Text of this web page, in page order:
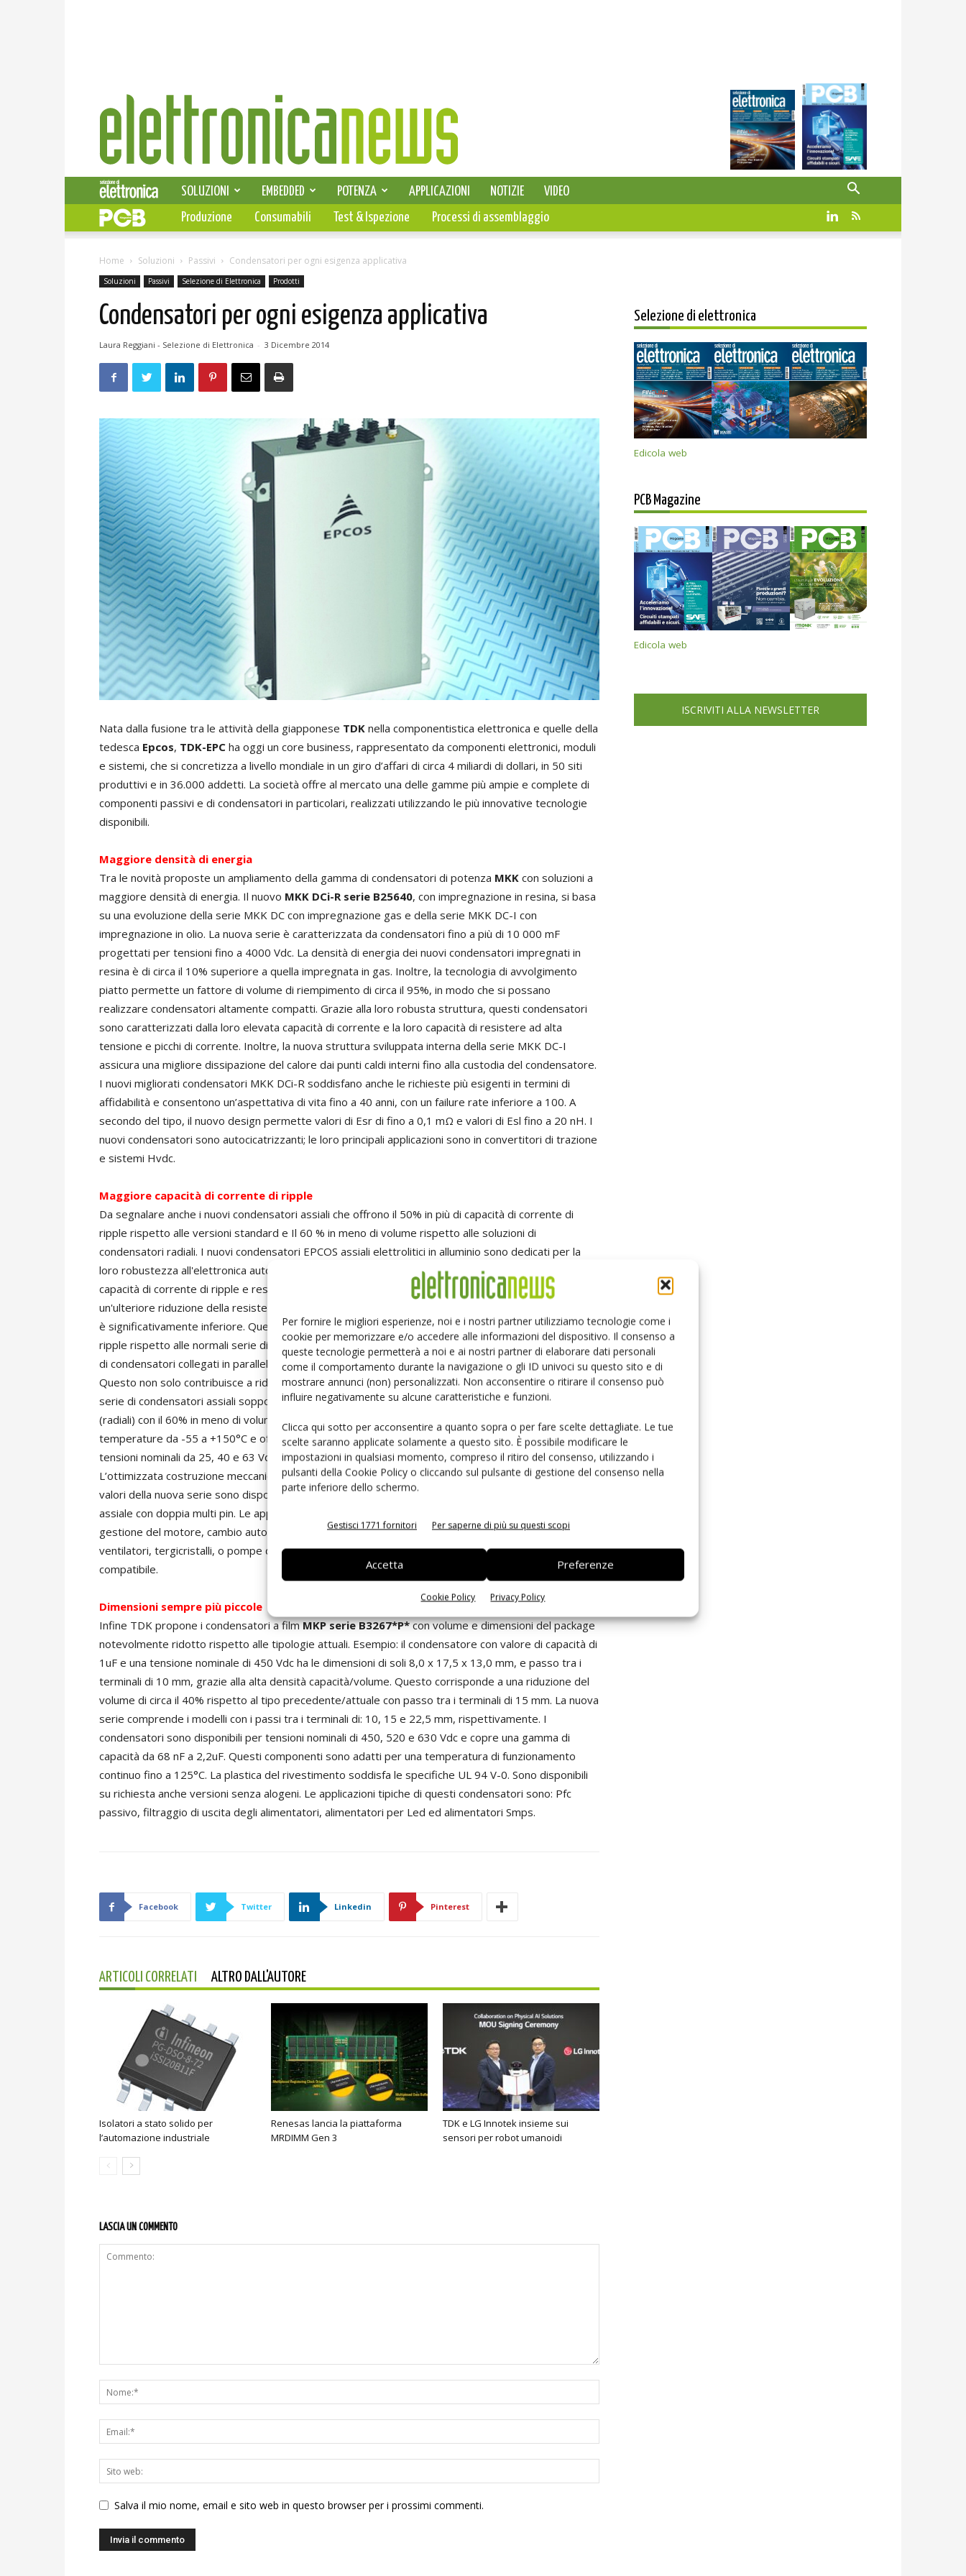
Per fornire le migliori esperienze, noi e i nostri partner utilizziamo tecnologie come i
cookie per memorizzare e/o accedere alle informazioni del dispositivo. Il consenso a
queste tecnologie permetterà a noi e ai nostri partner di elaborare dati personali
come il comportamento durante la navigazione o gli ID univoci su questo sito e di
mostrare annunci (non) personalizzati. Non acconsentire o ritirare il consenso può
influire negativamente su alcune caratteristiche e funzioni.
Clicca qui sotto per acconsentire a quanto sopra o per fare scelte dettagliate. Le tue
scelte saranno applicate solamente a questo sito. È possibile modificare le
impostazioni in qualsiasi momento, compreso il ritiro del consenso, utilizzando i
pulsanti della Cookie Policy o cliccando sul pulsante di gestione del consenso nella
parte inferiore dello schermo.
Gestisci 1771 fornitori Per saperne di più su questi scopi
Accetta Preferenze
Cookie Policy Privacy Policy
Elettronica
News
SELEZIONE DI ELETTRONICA
SOLUZIONI EMBEDDED POTENZA APPLICAZIONI NOTIZIE
VIDEO
PCB
Produzione Consumabili Test & Ispezione Processi di assemblaggio
Home Soluzioni Passivi Condensatori per ogni esigenza applicativa
Soluzioni Passivi Selezione di Elettronica Prodotti
Condensatori per ogni esigenza applicativa
Laura Reggiani - Selezione di Elettronica - 3 Dicembre 2014
Nata dalla fusione tra le attività della giapponese TDK nella componentistica elettronica e quelle della
tedesca Epcos, TDK-EPC ha oggi un core business, rappresentato da componenti elettronici, moduli
e sistemi, che si concretizza a livello mondiale in un giro d’affari di circa 4 miliardi di dollari, in 50 siti
produttivi e in 36.000 addetti. La società offre al mercato una delle gamme più ampie e complete di
componenti passivi e di condensatori in particolari, realizzati utilizzando le più innovative tecnologie
disponibili.
Maggiore densità di energia
Tra le novità proposte un ampliamento della gamma di condensatori di potenza MKK con soluzioni a
maggiore densità di energia. Il nuovo MKK DCi-R serie B25640, con impregnazione in resina, si basa
su una evoluzione della serie MKK DC con impregnazione gas e della serie MKK DC-I con
impregnazione in olio. La nuova serie è caratterizzata da condensatori fino a più di 10 000 mF
progettati per tensioni fino a 4000 Vdc. La densità di energia dei nuovi condensatori impregnati in
resina è di circa il 10% superiore a quella impregnata in gas. Inoltre, la tecnologia di avvolgimento
piatto permette un fattore di volume di riempimento di circa il 95%, in modo che si possano
realizzare condensatori altamente compatti. Grazie alla loro robusta struttura, questi condensatori
sono caratterizzati dalla loro elevata capacità di corrente e la loro capacità di resistere ad alta
tensione e picchi di corrente. Inoltre, la nuova struttura sviluppata interna della serie MKK DC-I
assicura una migliore dissipazione del calore dai punti caldi interni fino alla custodia del condensatore.
I nuovi migliorati condensatori MKK DCi-R soddisfano anche le richieste più esigenti in termini di
affidabilità e consentono un’aspettativa di vita fino a 40 anni, con un failure rate inferiore a 100. A
secondo del tipo, il nuovo design permette valori di Esr di fino a 0,1 mΩ e valori di Esl fino a 20 nH. I
nuovi condensatori sono autocicatrizzanti; le loro principali applicazioni sono in convertitori di trazione
e sistemi Hvdc.
Maggiore capacità di corrente di ripple
Da segnalare anche i nuovi condensatori assiali che offrono il 50% in più di capacità di corrente di
ripple rispetto alle versioni standard e Il 60 % in meno di volume rispetto alle soluzioni di
condensatori radiali. I nuovi condensatori EPCOS assiali elettrolitici in alluminio sono dedicati per la
loro robustezza all'elettronica automotive. Questi componenti si distinguono per la loro elevata
capacità di corrente di ripple e resistenza alle vibrazioni. Grazie ai valori molto bassi di Esr e a
un'ulteriore riduzione della resistenza termica interna, l'auto-riscaldamento della nuova serie
è significativamente inferiore. Questo permette di aumentare del 50% la capacità di corrente di
ripple rispetto alle normali serie di condensatori assiali. Ne consegue che nel banco, un minor numero
di condensatori collegati in parallelo sono necessari a soddisfare anche le esigenze più severe.
Questo non solo contribuisce a ridurre i costi, ma anche ad aumentare l'affidabilità. Questa nuova
serie di condensatori assiali sopporta lo stesso ripple di corrente dei condensatori single-ended
(radiali) con il 60% in meno di volume. Questi nuovi condensatori sono progettati per una gamma di
temperature da -55 a +150°C e offrono una vita utile di 10.000 ore a 125°C. La serie presenta
tensioni nominali da 25, 40 e 63 Vdc. La loro gamma di capacità si estende da 270 uF a 4500 uF.
L’ottimizzata costruzione meccanica permette un'elevata stabilità alle vibrazioni fino a 40 g. Tutti i
valori della nuova serie sono disponibili in varie configurazioni meccaniche, come radiale multi pin o
assiale con doppia multi pin. Le applicazioni per questi condensatori, includono sistemi di iniezione e
gestione del motore, cambio automatizzato, sistemi di servosterzo, nonché unità di controllo per i
ventilatori, tergicristalli, o pompe dell'olio e dell'acqua. Tutta la serie è disponibile in versione Rohs
compatibile.
Dimensioni sempre più piccole
Infine TDK propone i condensatori a filmMKP serie B3267*P*con volume e dimensioni del package
notevolmente ridotto rispetto alle tipologie attuali. Esempio: il condensatore con valore di capacità di
1uF e una tensione nominale di 450 Vdc ha le dimensioni di soli 8,0 x 17,5 x 13,0 mm, e passo tra i
terminali di 10 mm, grazie alla alta densità capacità/volume. Questo corrisponde a una riduzione del
volume di circa il 40% rispetto al tipo precedente/attuale con passo tra i terminali di 15 mm. La nuova
serie comprende i modelli con i passi tra i terminali di: 10, 15 e 22,5 mm, rispettivamente. I
condensatori sono disponibili per tensioni nominali di 450, 520 e 630 Vdc e copre una gamma di
capacità da 68 nF a 2,2uF. Questi componenti sono adatti per una temperatura di funzionamento
continuo fino a 125°C. La plastica del rivestimento soddisfa le specifiche UL 94 V-0. Sono disponibili
su richiesta anche versioni senza alogeni. Le applicazioni tipiche di questi condensatori sono: Pfc
passivo, filtraggio di uscita degli alimentatori, alimentatori per Led ed alimentatori Smps.
Facebook Twitter Linkedin Pinterest
ARTICOLI CORRELATI ALTRO DALL'AUTORE
Isolatori a stato solido per
l’automazione industriale
Renesas lancia la piattaforma
MRDIMM Gen 3
TDK e LG Innotek insieme sui
sensori per robot umanoidi
LASCIA UN COMMENTO
Salva il mio nome, email e sito web in questo browser per i prossimi commenti.
Selezione di elettronica
Edicola web
PCB Magazine
Edicola web
ISCRIVITI ALLA NEWSLETTER